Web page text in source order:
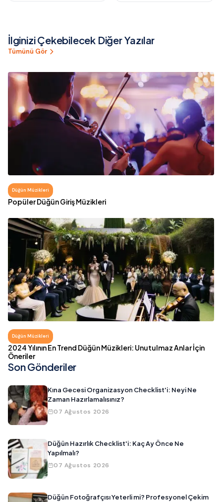
İlginizi Çekebilecek Diğer Yazılar
Tümünü Gör
Düğün Müzikleri
Popüler Düğün Giriş Müzikleri
Düğün Müzikleri
2024 Yılının En Trend Düğün Müzikleri: Unutulmaz Anlar İçin
Öneriler
Son Gönderiler
Kına Gecesi Organizasyon Checklist'i: Neyi Ne
Zaman Hazırlamalısınız?
07 Ağustos 2026
Düğün Hazırlık Checklist'i: Kaç Ay Önce Ne
Yapılmalı?
07 Ağustos 2026
Düğün Fotoğrafçısı Yeterli mi? Profesyonel Çekim